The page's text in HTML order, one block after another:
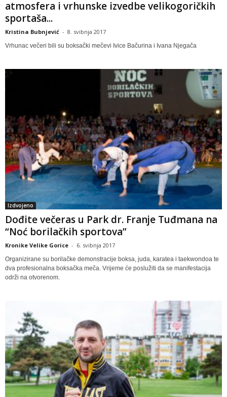
atmosfera i vrhunske izvedbe velikogoričkih
sportaša...
Kristina Bubnjević - 8. svibnja 2017
Vrhunac večeri bili su boksački mečevi Ivice Bačurina i Ivana Njegača
Izdvojeno
Dođite večeras u Park dr. Franje Tuđmana na
“Noć borilačkih sportova”
Kronike Velike Gorice - 6. svibnja 2017
Organizirane su borilačke demonstracije boksa, juda, karatea i taekwondoa te
dva profesionalna boksačka meča. Vrijeme će poslužiti da se manifestacija
održi na otvorenom.